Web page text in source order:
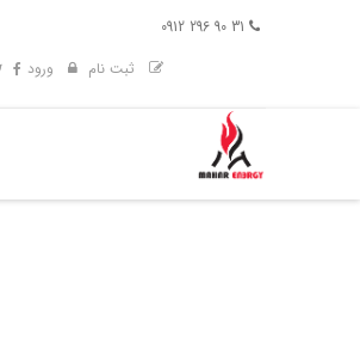
ثبت نام
ورود